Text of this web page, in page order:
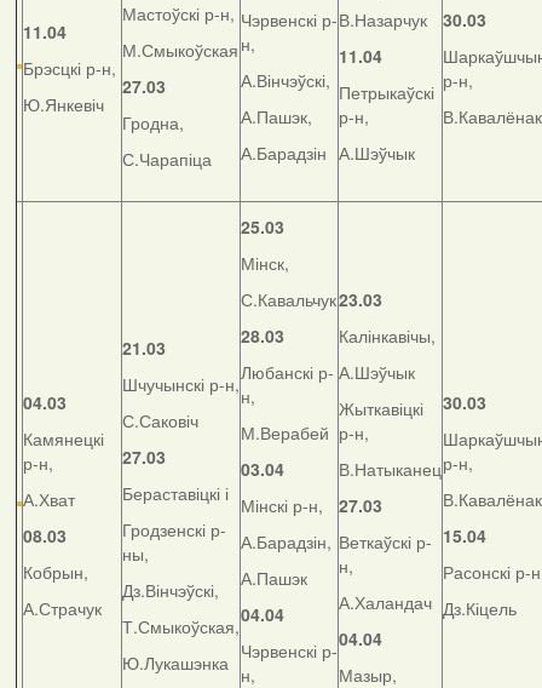
11.04
Брэсцкі р-н,
Ю.Янкевіч
Мастоўскі р-н,
М.Смыкоўская
27.03
Гродна,
С.Чарапіца
Чэрвенскі р-
н,
А.Вінчэўскі,
А.Пашэк,
А.Барадзін
В.Назарчук
11.04
Петрыкаўскі
р-н,
А.Шэўчык
30.03
р-н,
В.Кавалёнак
04.03
Камянецкі
р-н,
А.Хват
08.03
Кобрын,
А.Страчук
21.03
Шчучынскі р-н,
С.Саковіч
27.03
Бераставіцкі і
Гродзенскі р-
ны,
Дз.Вінчэўскі,
Т.Смыкоўская,
Ю.Лукашэнка
25.03
Мінск,
С.Кавальчук
28.03
Любанскі р-
н,
М.Верабей
03.04
Мінскі р-н,
А.Барадзін,
А.Пашэк
04.04
Чэрвенскі р-
н,
23.03
Калінкавічы,
А.Шэўчык
Жыткавіцкі
р-н,
В.Натыканец
27.03
Веткаўскі р-
н,
А.Халандач
04.04
Мазыр,
30.03
р-н,
В.Кавалёнак
15.04
Расонскі р-
Дз.Кіцель